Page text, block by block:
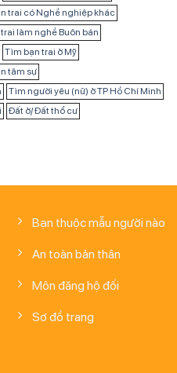
trai có Nghề nghiệp khác
làm nghề Buôn bán
Tìm bạn trai ở Mỹ
tâm sự
Tìm người yêu (nữ) ở TP Hồ Chí Minh
Đất ở/ Đất thổ cư
Bạn thuộc mẫu người nào
An toàn bản thân
Môn đăng hộ đối
Sơ đồ trang